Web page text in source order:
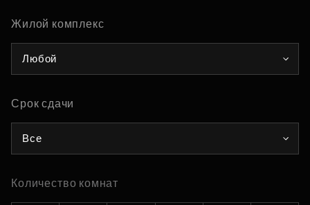
Жилой комплекс
Любой
Срок сдачи
Все
Количество комнат